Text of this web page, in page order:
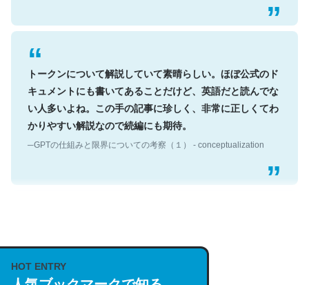
トークンについて解説していて素晴らしい。ほぼ公式のド
い人多いよね。この手の記事に珍しく、非常に正しくてわ
/064121
HOT ENTRY